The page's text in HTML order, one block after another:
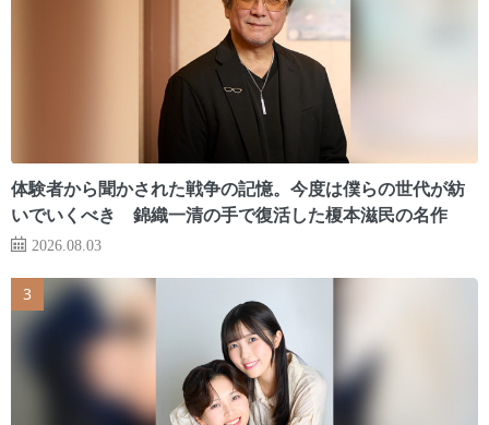
体験者から聞かされた戦争の記憶。今度は僕らの世代が紡
いでいくべき 錦織一清の手で復活した榎本滋民の名作
2026.08.03